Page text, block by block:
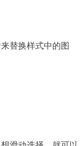
替换样式中的图